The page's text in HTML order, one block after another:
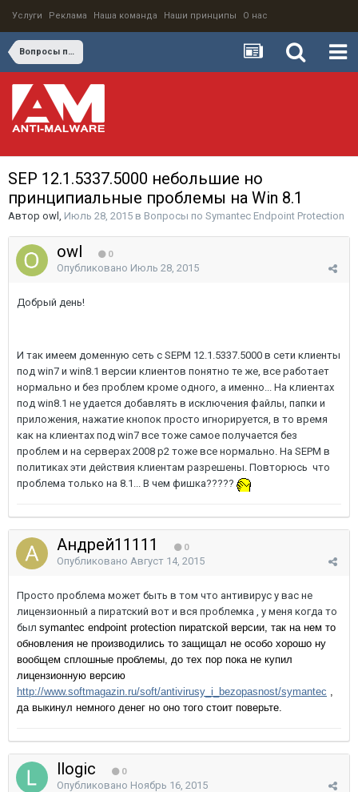
Услуги Реклама Наша команда Наши принципы О нас
Вопросы по Symantec Endpoint Protection
SEP 12.1.5337.5000 небольшие но
принципиальные проблемы на Win 8.1
Автор owl , Июль 28, 2015 в Вопросы по Symantec Endpoint Protection
owl 0
Опубликовано Июль 28, 2015
Добрый день!
И так имеем доменную сеть с SEPM 12.1.5337.5000 в сети клиенты
под win7 и win8.1 версии клиентов понятно те же, все работает
нормально и без проблем кроме одного, а именно... На клиентах
под win8.1 не удается добавлять в исключения файлы, папки и
приложения, нажатие кнопок просто игнорируется, в то время
как на клиентах под win7 все тоже самое получается без
проблем и на серверах 2008 р2 тоже все нормально. На SEPM в
политиках эти действия клиентам разрешены. Повторюсь что
проблема только на 8.1... В чем фишка?????
Андрей11111 0
Опубликовано Август 14, 2015
Просто проблема может быть в том что антивирус у вас не
лицензионный а пиратский вот и вся проблемка , у меня когда то
был symantec endpoint protection пиратской версии, так на нем то
обновления не производились то защищал не особо хорошо ну
вообщем сплошные проблемы, до тех пор пока не купил
лицензионную версию
http://www.softmagazin.ru/soft/antivirusy_i_bezopasnost/symantec ,
да выкинул немного денег но оно того стоит поверьте.
llogic 0
Опубликовано Ноябрь 16, 2015